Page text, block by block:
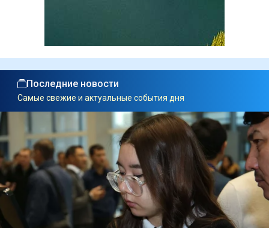
Последние новости
Самые свежие и актуальные события дня